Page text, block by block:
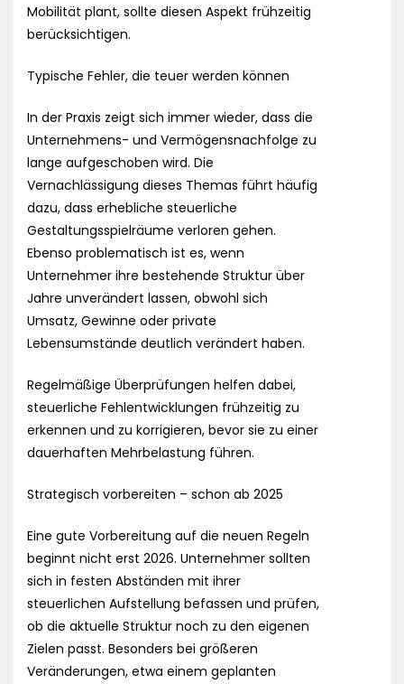
Mobilität plant, sollte diesen Aspekt frühzeitig
berücksichtigen.
Typische Fehler, die teuer werden können
In der Praxis zeigt sich immer wieder, dass die
Unternehmens- und Vermögensnachfolge zu
lange aufgeschoben wird. Die
Vernachlässigung dieses Themas führt häufig
dazu, dass erhebliche steuerliche
Gestaltungsspielräume verloren gehen.
Ebenso problematisch ist es, wenn
Unternehmer ihre bestehende Struktur über
Jahre unverändert lassen, obwohl sich
Umsatz, Gewinne oder private
Lebensumstände deutlich verändert haben.
Regelmäßige Überprüfungen helfen dabei,
steuerliche Fehlentwicklungen frühzeitig zu
erkennen und zu korrigieren, bevor sie zu einer
dauerhaften Mehrbelastung führen.
Strategisch vorbereiten – schon ab 2025
Eine gute Vorbereitung auf die neuen Regeln
beginnt nicht erst 2026. Unternehmer sollten
sich in festen Abständen mit ihrer
steuerlichen Aufstellung befassen und prüfen,
ob die aktuelle Struktur noch zu den eigenen
Zielen passt. Besonders bei größeren
Veränderungen, etwa einem geplanten